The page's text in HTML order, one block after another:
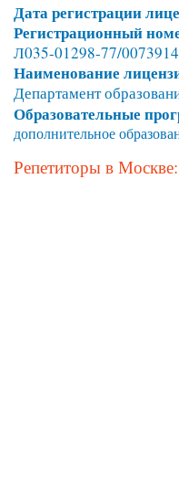
Дата регистрации
Регистрационный
Л035-01298-77/
Наименование
Департамент
Образовательные
дополнительное
Репетиторы в Москве: